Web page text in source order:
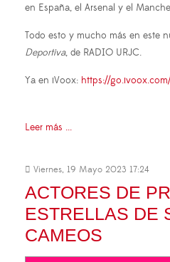
en España, el Arsenal y el
Todo esto y mucho más en este
Deportiva, de RADIO URJC.
Ya en iVoox: https://
Leer más ...
Viernes, 19 Mayo 2023 17:24
ACTORES DE
ESTRELLAS DE
CAMEOS